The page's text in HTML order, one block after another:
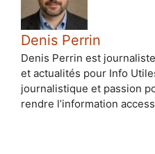
Denis Perrin
Denis Perrin est
et actualités pour Info
journalistique et passion
rendre l’information